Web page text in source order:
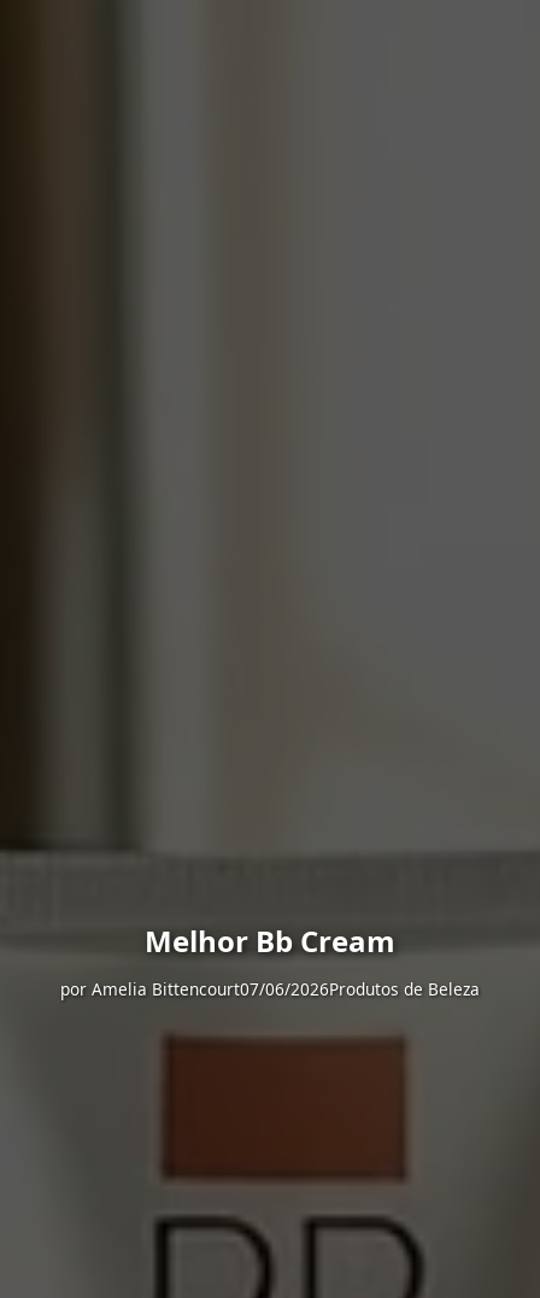
Melhor Bb Cream
por Amelia Bittencourt07/06/2026Produtos de Beleza